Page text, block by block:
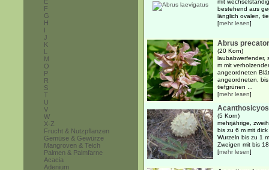
F
G
H
I
J
K
L
M
O
P
R
S
T
U
V
W
X-Z
Frucht & Nutzpflanzen
Gemüse & Gewürze
Mangroven & Teich
Palmen & Palmfarne
Acacia
Adenium
mit
bestehend aus
länglich ovalen,
[mehr lesen]
Abrus
(20 Korn)
laubabwerfender,
m mit
angeordneten
angeordneten,
tiefgrünen ...
[mehr lesen]
(5 Korn)
mehrjährige,
bis zu 6 m mit
Wurzeln bis zu 1
Zweigen mit bis
[mehr lesen]